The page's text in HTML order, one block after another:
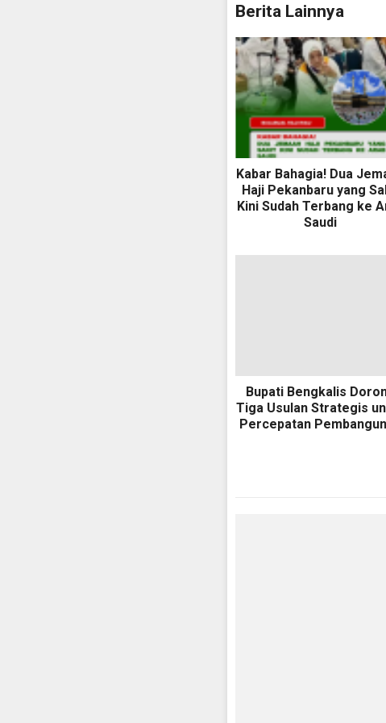
Berita Lainnya
Kabar Bahagia! Dua
Haji Pekanbaru yang
Kini Sudah Terbang ke
Saudi
Bupati Bengkalis
Tiga Usulan Strategis
Percepatan